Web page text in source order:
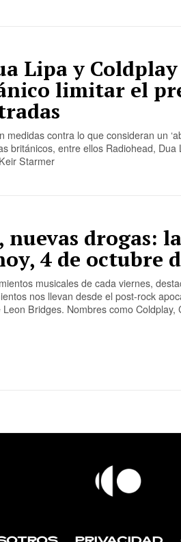
Lipa y
limitar el
medidas contra lo que consideran un
británicos, entre ellos Radiohead,
Starmer
nuevas drogas:
4 de octubre
musicales de cada viernes,
nos llevan desde el post-rock
Bridges. Nombres como Coldplay,